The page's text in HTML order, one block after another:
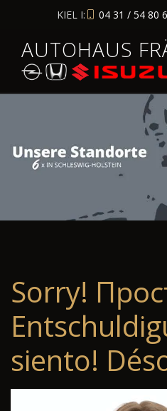
KIEL I: 04 31 / 54 80
AUTOHAUS
Sorry!
siento!